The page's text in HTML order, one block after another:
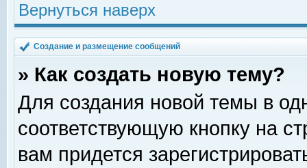
Вернуться наверх
Создание и размещение сообщений
» Как создать новую тему?
Для создания новой темы в
соответствующую кнопку на
вам придется